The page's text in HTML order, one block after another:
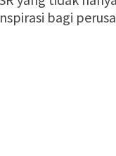
bagi